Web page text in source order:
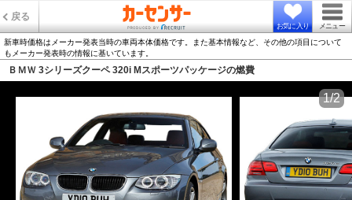
戻る
お気に入り メニュー
新車時価格はメーカー発表当時の車両本体価格です。また基本情報など、その他の項目について
もメーカー発表時の情報に基いています。
ＢＭＷ 3シリーズクーペ 320i Mスポーツパッケージの燃費
1/2